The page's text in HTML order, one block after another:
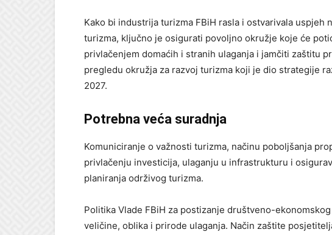
Kako bi industrija turizma FBiH rasla i ostvarivala
turizma, ključno je osigurati povoljno okružje koje će
privlačenjem domaćih i stranih ulaganja i jamčiti zaštitu
pregledu okružja za razvoj turizma koji je dio strategije
2027.
Potrebna veća suradnja
Komuniciranje o važnosti turizma, načinu poboljšanja
privlačenju investicija, ulaganju u infrastrukturu i
planiranja održivog turizma.
Politika Vlade FBiH za postizanje društveno-
veličine, oblika i prirode ulaganja. Način zaštite